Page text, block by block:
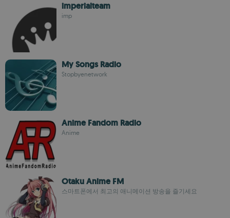
imperialteam
imp
My Songs Radio
Stopbyenetwork
Anime Fandom Radio
Anime
Otaku Anime FM
스마트폰에서 최고의 애니메이션 방송을 즐기세요